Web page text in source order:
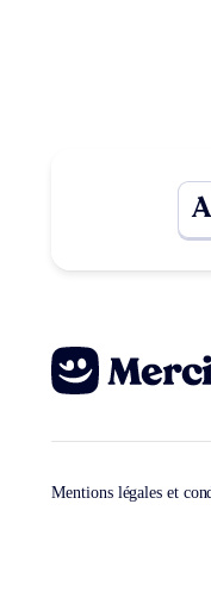
A
Mentions légales et